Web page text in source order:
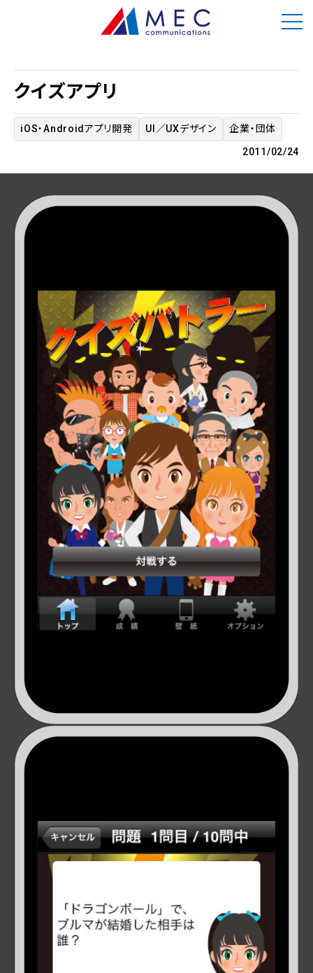
クイズアプリ
iOS・Androidアプリ開発 UI／UXデザイン 企業・団体
2011/02/24